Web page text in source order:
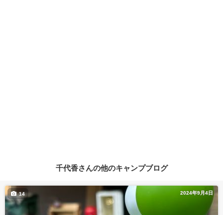
千代香さんの他のキャンプブログ
2024年9月4日
14